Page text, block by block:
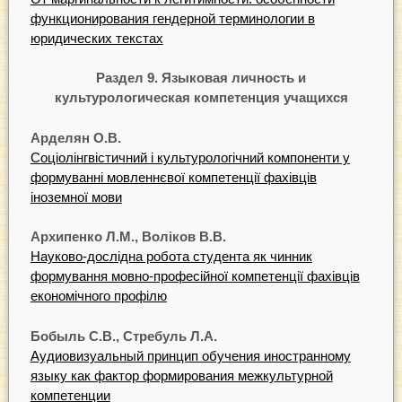
функционирования гендерной терминологии в
юридических текстах
Раздел 9. Языковая личность и
культурологическая компетенция учащихся
Арделян О.В.
Соціолінгвістичний і культурологічний компоненти у
формуванні мовленнєвої компетенції фахівців
іноземної мови
Архипенко Л.М., Воліков В.В.
Науково-дослідна робота студента як чинник
формування мовно-професійної компетенції фахівців
економічного профілю
Бобыль С.В., Стребуль Л.А.
Аудиовизуальный принцип обучения иностранному
языку как фактор формирования межкультурной
компетенции